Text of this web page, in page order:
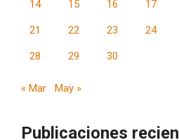
14 15 16 17
21 22 23 24
28 29 30
« Mar May »
Publicaciones